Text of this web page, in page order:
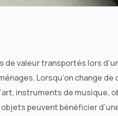
de valeur transportés lors
Lorsqu’on change de
instruments de musique,
objets peuvent bénéficier